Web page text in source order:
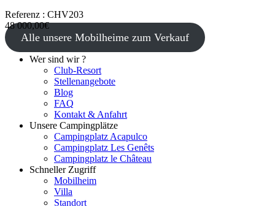
Referenz : CHV203
48 000,00€
Alle unsere Mobilheime zum Verkauf
Wer sind wir ?
Club-Resort
Stellenangebote
Blog
FAQ
Kontakt & Anfahrt
Unsere Campingplätze
Campingplatz Acapulco
Campingplatz Les Genêts
Campingplatz le Château
Schneller Zugriff
Mobilheim
Villa
Standort